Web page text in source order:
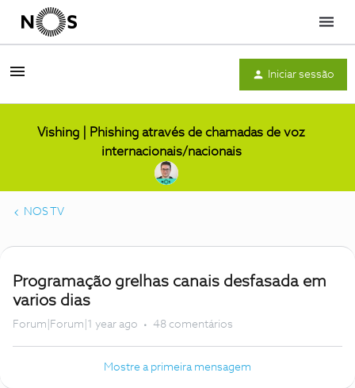
Menu
Iniciar sessão
Vishing | Phishing através de chamadas de voz
internacionais/nacionais
NOS TV
Programação grelhas canais desfasada em
varios dias
Forum|Forum|1 year ago 48 comentários
Mostre a primeira mensagem